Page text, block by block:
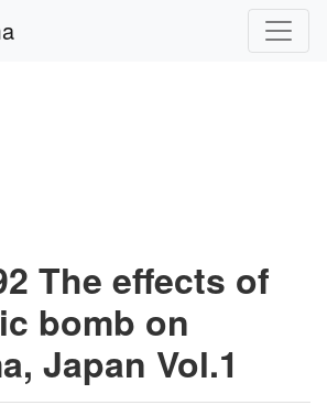
The effects of
bomb on
Japan Vol.1